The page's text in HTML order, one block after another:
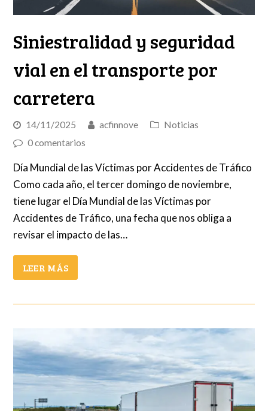
Siniestralidad y seguridad
vial en el transporte por
carretera
14/11/2025 acfinnove
Noticias
0 comentarios
Día Mundial de las Víctimas por Accidentes de Tráfico
Como cada año, el tercer domingo de noviembre,
tiene lugar el Día Mundial de las Víctimas por
Accidentes de Tráfico, una fecha que nos obliga a
revisar el impacto de las…
LEER MÁS